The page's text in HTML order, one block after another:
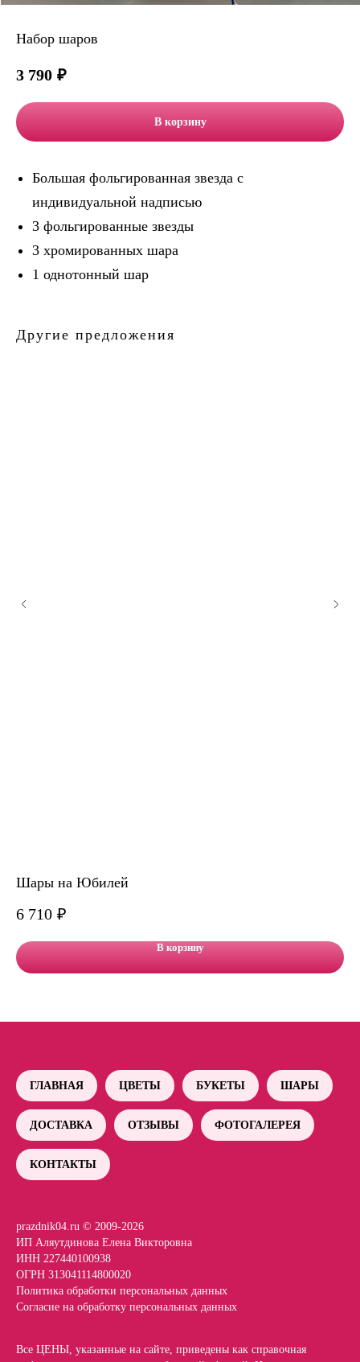
Набор шаров
3 790 ₽
В корзину
Большая фольгированная звезда с
индивидуальной надписью
3 фольгированные звезды
3 хромированных шара
1 однотонный шар
Другие предложения
Шары на Юбилей
6 710 ₽
В корзину
ГЛАВНАЯ ЦВЕТЫ БУКЕТЫ ШАРЫ
ДОСТАВКА ОТЗЫВЫ ФОТОГАЛЕРЕЯ
КОНТАКТЫ
prazdnik04.ru © 2009-2026
ИП Аляутдинова Елена Викторовна
ИНН 227440100938
ОГРН 313041114800020
Политика обработки персональных данных
Согласие на обработку персональных данных
Все ЦЕНЫ, указанные на сайте, приведены как справочная